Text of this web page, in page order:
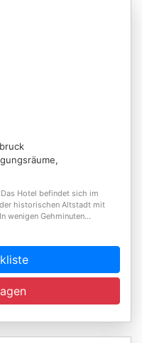
Hotel befindet sich im
historischen Altstadt mit
wenigen Gehminuten...